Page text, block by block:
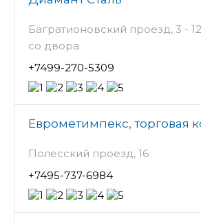
Багратионовский проезд, 3 -
со двора
+7499-270-5309
Еврометимпекс, торговая
Полесский проезд, 16
+7495-737-6984